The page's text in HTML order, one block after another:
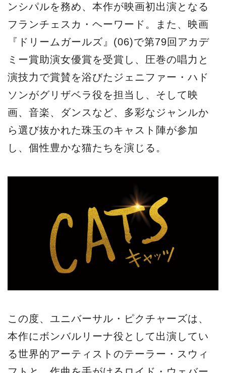
ンシパルを務め、本作が映画初出演となる
フランチェスカ・ヘーワード。また、映画
『ドリームガールズ』(06)で第79回アカデ
ミー賞助演女優賞を受賞し、圧巻の唱力と
演技力で賞賛を浴びたジェニファー・ハド
ソンがグリザベラ役を担当し、そして映
画、音楽、ダンスなど、多彩なジャンルか
ら選び抜かれた珠玉のキャスト陣が参加
し、個性豊かな猫たちを演じる。
この度、ユニバーサル・ピクチャーズは、
本作にボンバルリーナ役として出演してい
る世界的アーティストのテーラー・スウィ